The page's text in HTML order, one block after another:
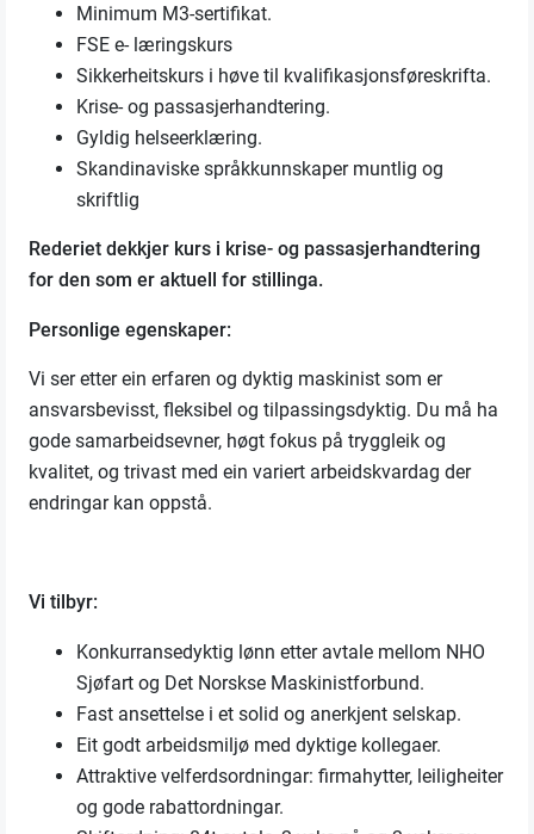
Minimum M3-sertifikat.
FSE e- læringskurs
Sikkerheitskurs i høve til kvalifikasjonsføreskrifta.
Krise- og passasjerhandtering.
Gyldig helseerklæring.
Skandinaviske språkkunnskaper muntlig og
skriftlig
Rederiet dekkjer kurs i krise- og passasjerhandtering
for den som er aktuell for stillinga.
Personlige egenskaper:
Vi ser etter ein erfaren og dyktig maskinist som er
ansvarsbevisst, fleksibel og tilpassingsdyktig. Du må ha
gode samarbeidsevner, høgt fokus på tryggleik og
kvalitet, og trivast med ein variert arbeidskvardag der
endringar kan oppstå.
Vi tilbyr:
Konkurransedyktig lønn etter avtale mellom NHO
Sjøfart og Det Norskse Maskinistforbund.
Fast ansettelse i et solid og anerkjent selskap.
Eit godt arbeidsmiljø med dyktige kollegaer.
Attraktive velferdsordningar: firmahytter, leiligheiter
og gode rabattordningar.